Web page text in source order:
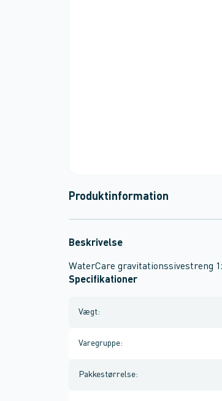
Produktinformation
Beskrivelse
WaterCare gravitationssivestreng
Specifikationer
Vægt:
Varegruppe:
Pakkestørrelse: